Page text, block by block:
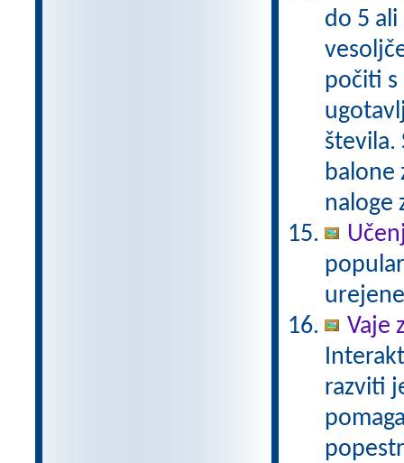
do 5
počiti s
števila.
balone
naloge
Vaje
razviti